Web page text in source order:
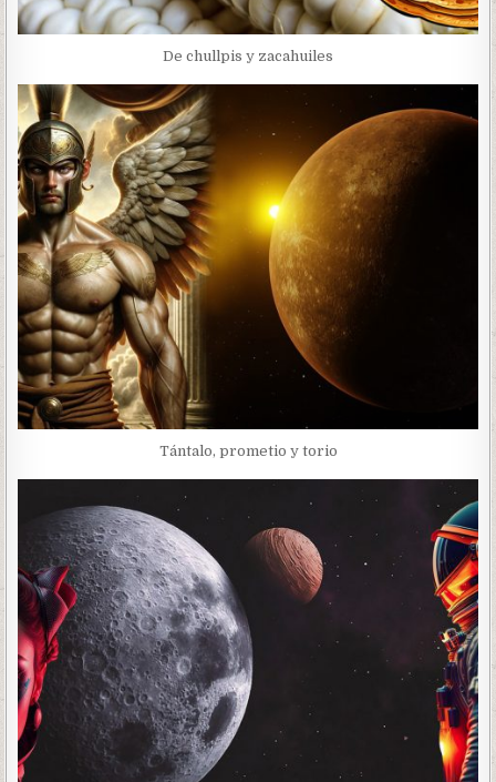
De chullpis y zacahuiles
Tántalo, prometio y torio